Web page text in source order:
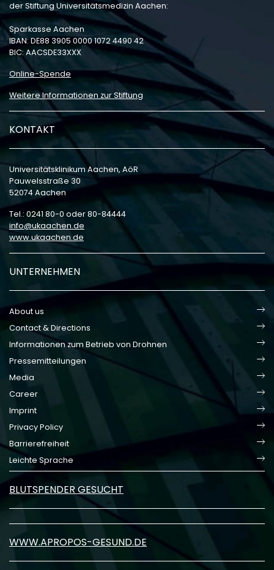
der Stiftung Universitätsmedizin Aachen:
Sparkasse Aachen
IBAN: DE88 3905 0000 1072 4490 42
BIC: AACSDE33XXX
Online-Spende
Weitere Informationen zur Stiftung
KONTAKT
Universitätsklinikum Aachen, AöR
Pauwelsstraße 30
52074 Aachen
Tel.: 0241 80-0 oder 80-84444
info
ukaachen de
www.ukaachen.de
UNTERNEHMEN
About us
Contact & Directions
Informationen zum Betrieb von Drohnen
Pressemitteilungen
Media
Career
Imprint
Privacy Policy
Barrierefreiheit
Leichte Sprache
BLUTSPENDER GESUCHT
WWW.APROPOS-GESUND.DE